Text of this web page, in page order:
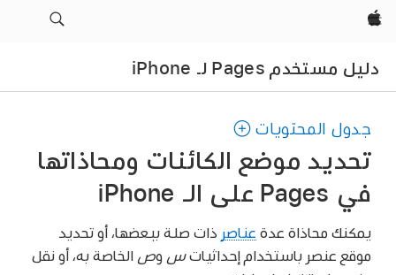
Apple‏
دليل مستخدم Pages لـ iPhone
جدول المحتويات
تحديد موضع الكائنات ومحاذاتها
في Pages على الـ iPhone
يمكنك محاذاة عدة عناصر ذات صلة ببعضها، أو تحديد
موقع عنصر باستخدام إحداثياتس وص الخاصة به، أو نقل